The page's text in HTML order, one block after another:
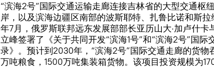
“滨海2号”国际交通运输走廊连接吉林省的大型交通枢
岸，以及滨海边疆区南部的波斯耶特、扎鲁比诺和斯拉
年7月，俄罗斯联邦远东发展部部长亚历山大·加卢什卡
立峰签署了《关于共同开发“滨海1号”和“滨海2号”国际
录》。预计到2030年，“滨海2号”国际交通走廊的货物
万吨粮食，1500万吨集装箱货物。该项目投资规模为